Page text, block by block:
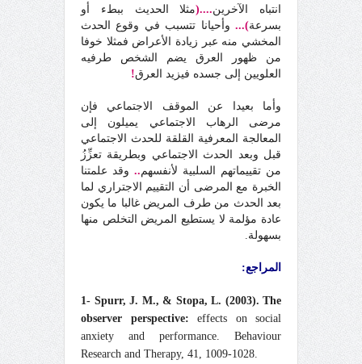
انتباه الآخرين....(مثلا الحديث ببطء أو
بسرعة)... وأحيانا تتسبب في وقوع الحدث
المخشي منه عبر زيادة الأعراض فمثلا خوفا
من ظهور العرق يضم الشخص طرفيه
العلويين إلى جسده فيزيد العرق!
وأما بعيدا عن الموقف الاجتماعي فإن
مرضى الرهاب الاجتماعي يميلون إلى
المعالجة المعرفية القلقة للحدث الاجتماعي
قبل وبعد الحدث الاجتماعي وبطريقة تعزِّزُ
من تقييماتهم السلبية لأنفسهم .. وقد علمتنا
الخبرة مع المرضى أن التقييم الاجتراري لما
بعد الحدث من طرف المريض غالبا ما يكون
عادة مؤلمة لا يستطيع المريض التخلص منها
بسهولة.
المراجع:
1- Spurr, J. M., & Stopa, L. (2003). The
observer perspective: effects on social
anxiety and performance. Behaviour
Research and Therapy, 41, 1009-1028.